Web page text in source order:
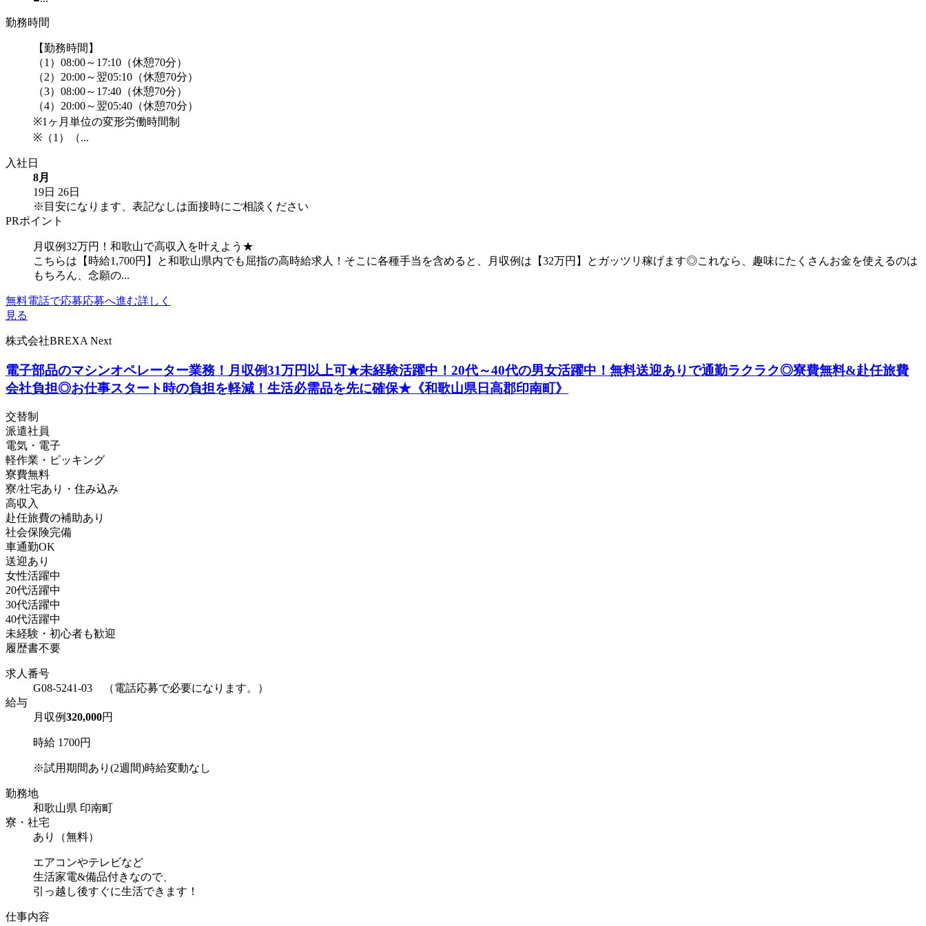
勤務時間
【勤務時間】
（1）08:00～17:10（休憩70分）
（2）20:00～翌05:10（休憩70分）
（3）08:00～17:40（休憩70分）
（4）20:00～翌05:40（休憩70分）
※1ヶ月単位の変形労働時間制
※（1）（...
入社日
8月
19日 26日
※目安になります、表記なしは面接時にご相談ください
PRポイント
月収例32万円！和歌山で高収入を叶えよう★
こちらは【時給1,700円】と和歌山県内でも屈指の高時給求人！そこに各種手当を含めると、月収例は【32万円】とガッツリ稼げます◎これなら、趣味にたくさんお金を使えるのは
もちろん、念願の...
無料電話で応募応募へ進む詳しく
見る
株式会社BREXA Next
電子部品のマシンオペレーター業務！月収例31万円以上可★未経験活躍中！20代～40代の男女活躍中！無料送迎ありで通勤ラクラク◎寮費無料&赴任旅費
会社負担◎お仕事スタート時の負担を軽減！生活必需品を先に確保★《和歌山県日高郡印南町》
交替制
派遣社員
電気・電子
軽作業・ピッキング
寮費無料
寮/社宅あり・住み込み
高収入
赴任旅費の補助あり
社会保険完備
車通勤OK
送迎あり
女性活躍中
20代活躍中
30代活躍中
40代活躍中
未経験・初心者も歓迎
履歴書不要
求人番号
G08-5241-03 （電話応募で必要になります。）
給与
月収例320,000円
時給 1700円
※試用期間あり(2週間)時給変動なし
勤務地
和歌山県 印南町
寮・社宅
あり（無料）
エアコンやテレビなど
生活家電&備品付きなので、
引っ越し後すぐに生活できます！
仕事内容